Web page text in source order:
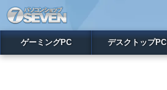
ゲーミングPC デスクトップPC